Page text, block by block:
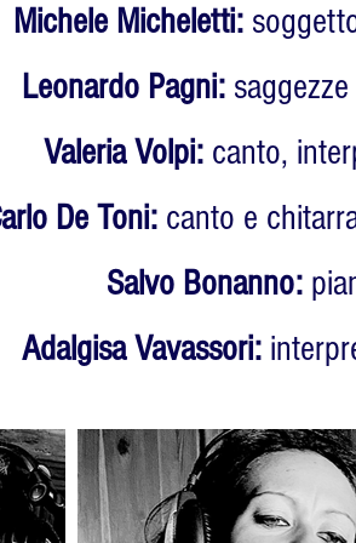
Michele Micheletti:
Leonardo Pagni:
Valeria Volpi: canto,
De Toni: canto e
Salvo Bonanno:
Adalgisa Vavassori: